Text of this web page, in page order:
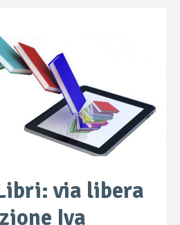
via libera
Iva